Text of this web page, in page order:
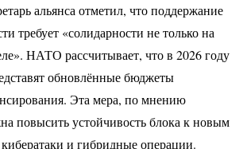
альянса отметил, что поддержание
требует «солидарности не только на
НАТО рассчитывает, что в 2026 году
обновлённые бюджеты
Эта мера, по мнению
повысить устойчивость блока к новым
и гибридные операции.